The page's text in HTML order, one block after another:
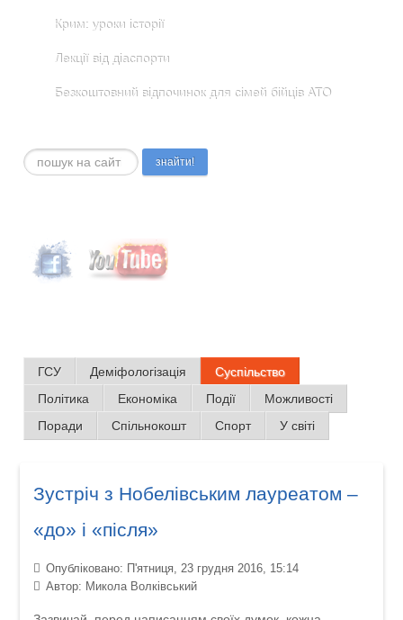
Крим: уроки історії
Лекції від діаспорти
Безкоштовний відпочинок для сімей бійців АТО
Пошук... знайти!
ГСУ Деміфологізація
Суспільство
Політика
Економіка Події
Можливості
Поради
Спільнокошт Спорт У світі
Зустріч з Нобелівським лауреатом –
«до» і «після»
Опубліковано: П'ятниця, 23 грудня 2016, 15:14
Автор: Микола Волківський